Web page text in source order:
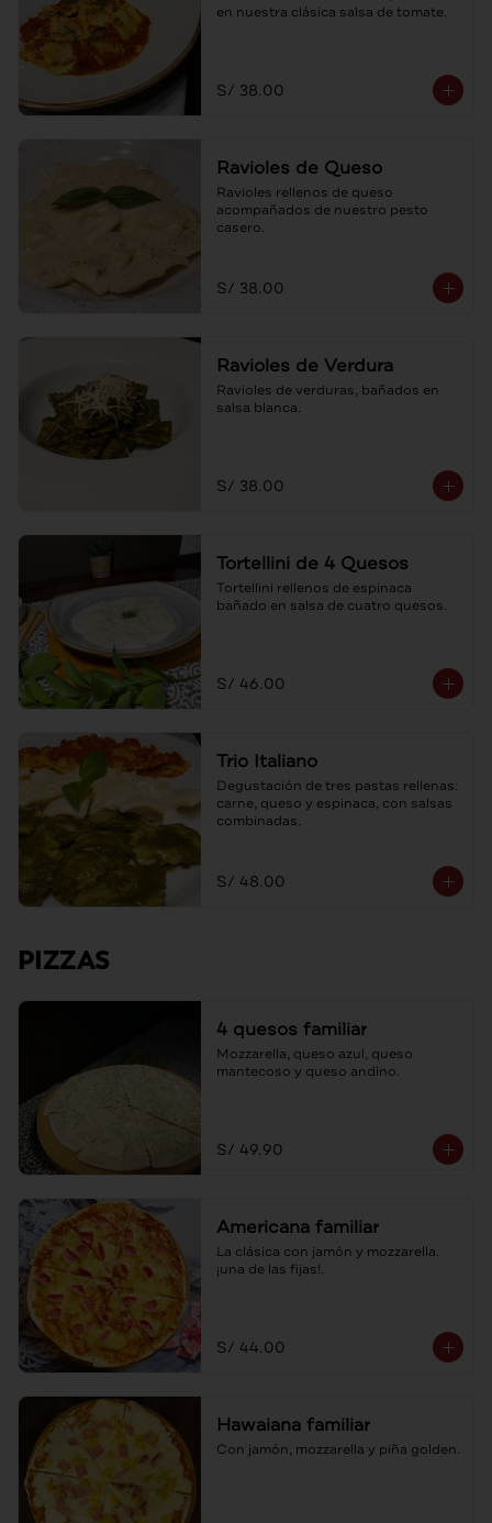
en nuestra clásica salsa de tomate.
S/ 38.00
Ravioles de Queso
Ravioles rellenos de queso
acompañados de nuestro pesto
casero.
S/ 38.00
Ravioles de Verdura
Ravioles de verduras, bañados en
salsa blanca.
S/ 38.00
Tortellini de 4 Quesos
Tortellini rellenos de espinaca
bañado en salsa de cuatro quesos.
S/ 46.00
Trio Italiano
Degustación de tres pastas rellenas:
carne, queso y espinaca, con salsas
combinadas.
S/ 48.00
PIZZAS
4 quesos familiar
Mozzarella, queso azul, queso
mantecoso y queso andino.
S/ 49.90
Americana familiar
La clásica con jamón y mozzarella.
¡una de las fijas!.
S/ 44.00
Hawaiana familiar
Con jamón, mozzarella y piña golden.